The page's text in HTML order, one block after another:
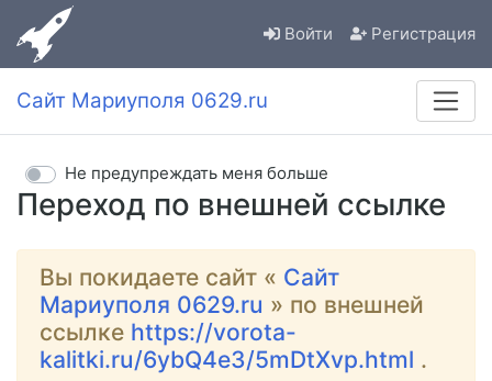
Войти Регистрация
Сайт Мариуполя 0629.ru
Переход по внешней ссылке
Не предупреждать меня больше
Вы покидаете сайт « Сайт
Мариуполя 0629.ru » по внешней
ссылке https://vorota-
kalitki.ru/6ybQ4e3/5mDtXvp.html .